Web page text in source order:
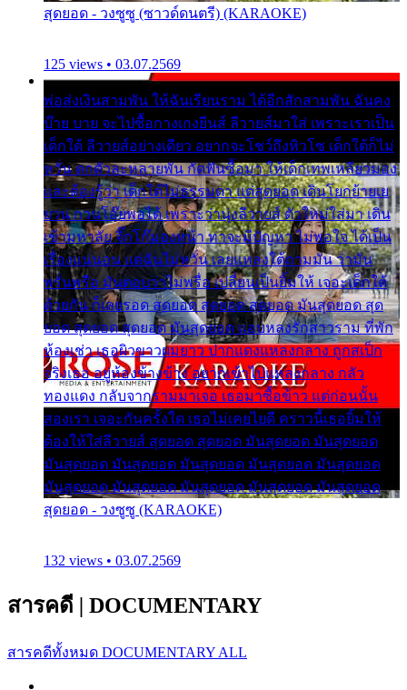
สุดยอด - วงซูซู (ซาวด์ดนตรี) (KARAOKE)
125 views • 03.07.2569
พ่อส่งเงินสามพัน ให้ฉันเรียนราม ได้อีกสักสามพัน ฉันคง
บ๊าย บาย จะไปซื้อกางเกงยีนส์ ลีวายส์มาใส่ เพราะเราเป็น
เด็กใต้ ลีวายส์อย่างเดียว อยากจะโชว์ถึงหิวโซ เด็กใต้ก็ไม่
หวั่น ตกตัวละหลายพัน กัดฟันซื้อมา ให้เด็กเทพเหลียวมอง
และต้องรู้ว่า เด็กใต้ไม่ธรรมดา แต่สุดยอด เดินโยกย้ายเย
ยวน กวนโอ๊ยพอได้ เพราะว่านุ่งลีวายส์ ตัวใหม่ใส่มา เดิน
เข้ามหาลัย จิ๊กโก๊มองหน้า ท่าจะมีปัญหา ไม่พอใจ ได้เป็น
เรื่องแน่นอน แต่ฉันไม่หวั่น เลยแหลงใต้ถามมัน ว่ามัน
พรั่นพรือ มันตอบว่าไม่พรื่อ เปลี่ยนเป็นยิ้มให้ เจอะเด็กใต้
ด้วยกัน ก็เลยรอด สุดยอด สุดยอด สุดยอด มันสุดยอด สุด
ยอด สุดยอด สุดยอด มันสุดยอด แอบหลงรักสาวราม ที่พัก
ห้องเช่า เธอผิวขาวผมยาว ปากแดงแหลงกลาง ถูกสเป็ก
จริงเธอ อยู่ห้องข้างข้าง อยากเข้าไปแหลงกลาง กลัว
ทองแดง กลับจากรามมาเจอ เธอมาซื้อข้าว แต่ก่อนนั้น
สองเรา เจอะกันครั้งใด เธอไม่เคยไยดี คราวนี้เธอยิ้มให้
ต้องให้ใส่ลีวายส์ สุดยอด สุดยอด มันสุดยอด มันสุดยอด
มันสุดยอด มันสุดยอด มันสุดยอด มันสุดยอด มันสุดยอด
มันสุดยอด มันสุดยอด มันสุดยอด มันสุดยอด มันสุดยอด
สุดยอด - วงซูซู (KARAOKE)
132 views • 03.07.2569
สารคดี | DOCUMENTARY
สารคดีทั้งหมด DOCUMENTARY ALL